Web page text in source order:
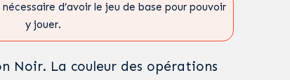
d’avoir le jeu de base pour pouvoir
y jouer.
Noir. La couleur des opérations